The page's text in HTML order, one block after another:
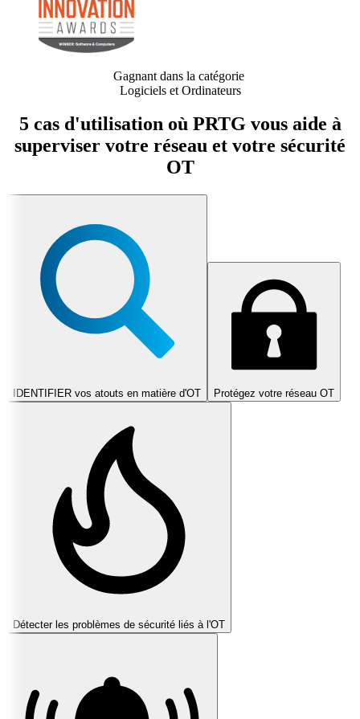
Gagnant dans la catégorie
Logiciels et Ordinateurs
5 cas d'utilisation où PRTG vous aide à
superviser votre réseau et votre sécurité
OT
IDENTIFIER vos atouts en matière d'OT Protégez votre réseau OT
Détecter les problèmes de sécurité liés à l'OT